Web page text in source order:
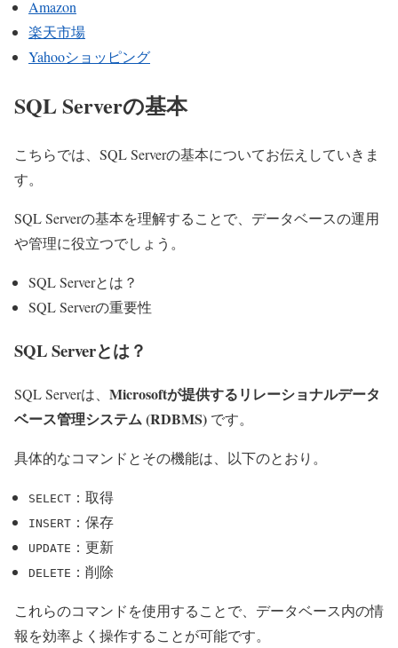
Amazon
楽天市場
Yahooショッピング
SQL Serverの基本
こちらでは、SQL Serverの基本についてお伝えしていきま
す。
SQL Serverの基本を理解することで、データベースの運用
や管理に役立つでしょう。
SQL Serverとは？
SQL Serverの重要性
SQL Serverとは？
SQL Serverは、 Microsoftが提供するリレーショナルデータ
ベース管理システム (RDBMS) です。
具体的なコマンドとその機能は、以下のとおり。
SELECT ：取得
INSERT ：保存
UPDATE ：更新
DELETE ：削除
これらのコマンドを使用することで、データベース内の情
報を効率よく操作することが可能です。